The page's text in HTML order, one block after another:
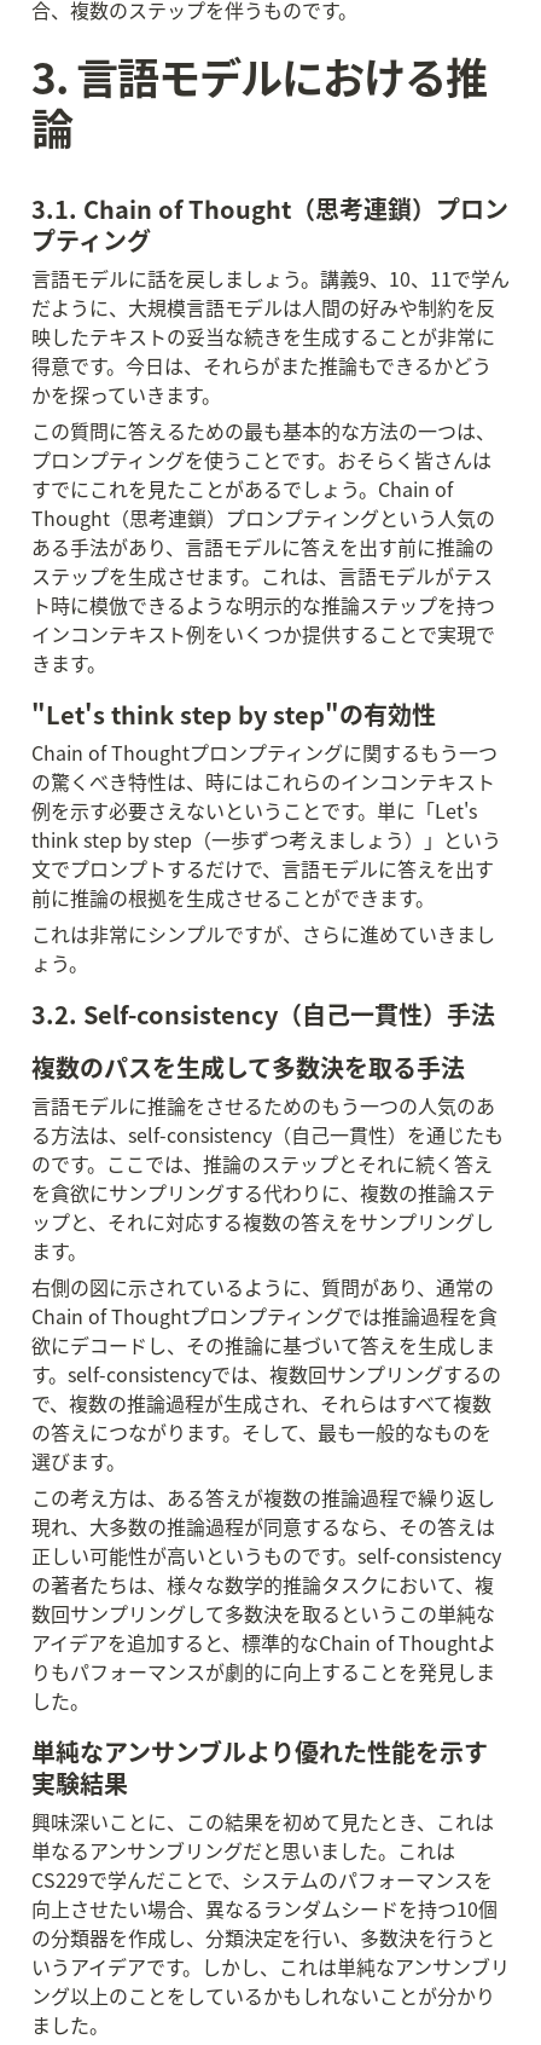
合、複数のステップを伴うものです。
3. 言語モデルにおける推
論
3.1. Chain of Thought（思考連鎖）プロン
プティング
言語モデルに話を戻しましょう。講義9、10、11で学ん
だように、大規模言語モデルは人間の好みや制約を反
映したテキストの妥当な続きを生成することが非常に
得意です。今日は、それらがまた推論もできるかどう
かを探っていきます。
この質問に答えるための最も基本的な方法の一つは、
プロンプティングを使うことです。おそらく皆さんは
すでにこれを見たことがあるでしょう。Chain of
Thought（思考連鎖）プロンプティングという人気の
ある手法があり、言語モデルに答えを出す前に推論の
ステップを生成させます。これは、言語モデルがテス
ト時に模倣できるような明示的な推論ステップを持つ
インコンテキスト例をいくつか提供することで実現で
きます。
"Let's think step by step"の有効性
Chain of Thoughtプロンプティングに関するもう一つ
の驚くべき特性は、時にはこれらのインコンテキスト
例を示す必要さえないということです。単に「Let's
think step by step（一歩ずつ考えましょう）」という
文でプロンプトするだけで、言語モデルに答えを出す
前に推論の根拠を生成させることができます。
これは非常にシンプルですが、さらに進めていきまし
ょう。
3.2. Self-consistency（自己一貫性）手法
複数のパスを生成して多数決を取る手法
言語モデルに推論をさせるためのもう一つの人気のあ
る方法は、self-consistency（自己一貫性）を通じたも
のです。ここでは、推論のステップとそれに続く答え
を貪欲にサンプリングする代わりに、複数の推論ステ
ップと、それに対応する複数の答えをサンプリングし
ます。
右側の図に示されているように、質問があり、通常の
Chain of Thoughtプロンプティングでは推論過程を貪
欲にデコードし、その推論に基づいて答えを生成しま
す。self-consistencyでは、複数回サンプリングするの
で、複数の推論過程が生成され、それらはすべて複数
の答えにつながります。そして、最も一般的なものを
選びます。
この考え方は、ある答えが複数の推論過程で繰り返し
現れ、大多数の推論過程が同意するなら、その答えは
正しい可能性が高いというものです。self-consistency
の著者たちは、様々な数学的推論タスクにおいて、複
数回サンプリングして多数決を取るというこの単純な
アイデアを追加すると、標準的なChain of Thoughtよ
りもパフォーマンスが劇的に向上することを発見しま
した。
単純なアンサンブルより優れた性能を示す
実験結果
興味深いことに、この結果を初めて見たとき、これは
単なるアンサンブリングだと思いました。これは
CS229で学んだことで、システムのパフォーマンスを
向上させたい場合、異なるランダムシードを持つ10個
の分類器を作成し、分類決定を行い、多数決を行うと
いうアイデアです。しかし、これは単純なアンサンブリ
ング以上のことをしているかもしれないことが分かり
ました。